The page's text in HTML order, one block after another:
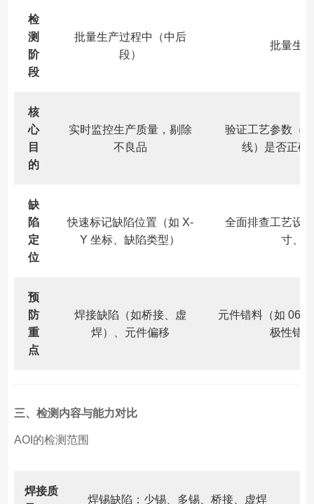
检
测
阶
段
批量生产过程中（中后
段）
批量生
核
心
目
的
实时监控生产质量，剔除
不良品
验证工艺参数（
线）是否正确
缺
陷
定
位
快速标记缺陷位置（如 X-
Y 坐标、缺陷类型）
全面排查工艺设
寸、
预
防
重
点
焊接缺陷（如桥接、虚
焊）、元件偏移
元件错料（如
极性错
三、检测内容与能力对比
AOI的检测范围
焊接质
焊锡缺陷：少锡、多锡、桥接、虚焊